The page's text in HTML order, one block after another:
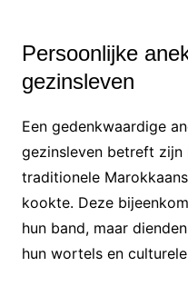
Persoonlijke
gezinsleven
Een gedenkwaardige
gezinsleven betreft zijn
traditionele
kookte. Deze
hun band, maar
hun wortels en